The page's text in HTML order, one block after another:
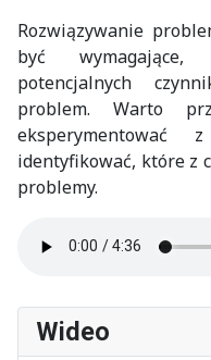
Rozwiązywanie
być
potencjalnych
problem. Warto
identyfikować, które z
problemy.
Wideo